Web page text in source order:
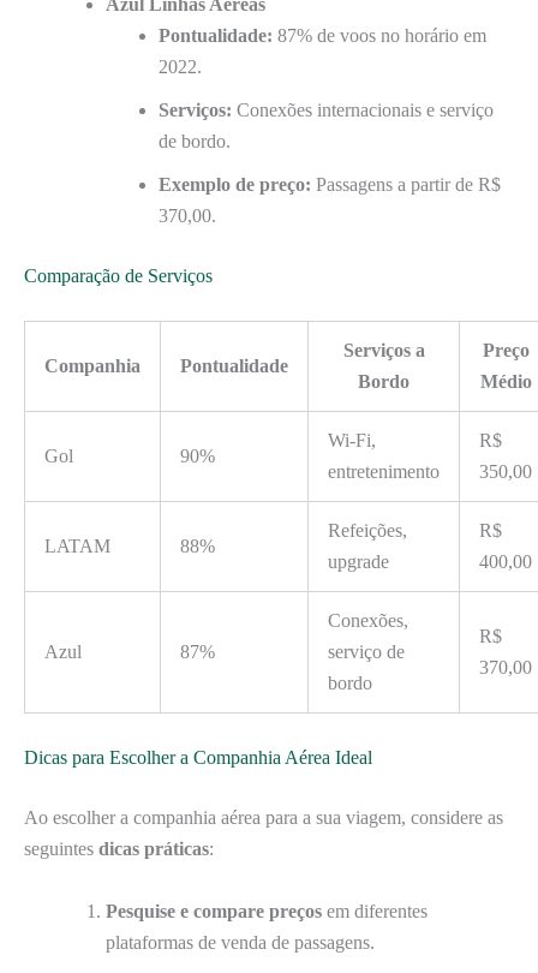
Azul Linhas Aéreas
Pontualidade: 87% de voos no horário em
2022.
Serviços: Conexões internacionais e serviço
de bordo.
Exemplo de preço: Passagens a partir de R$
370,00.
Comparação de Serviços
Companhia Pontualidade
Serviços a
Bordo
Preço
Médio
Gol 90%
Wi-Fi,
entretenimento
R$
350,00
LATAM 88%
Refeições,
upgrade
R$
400,00
Azul 87%
Conexões,
serviço de
bordo
R$
370,00
Dicas para Escolher a Companhia Aérea Ideal
Ao escolher a companhia aérea para a sua viagem, considere as
seguintes dicas práticas:
Pesquise e compare preços em diferentes
plataformas de venda de passagens.